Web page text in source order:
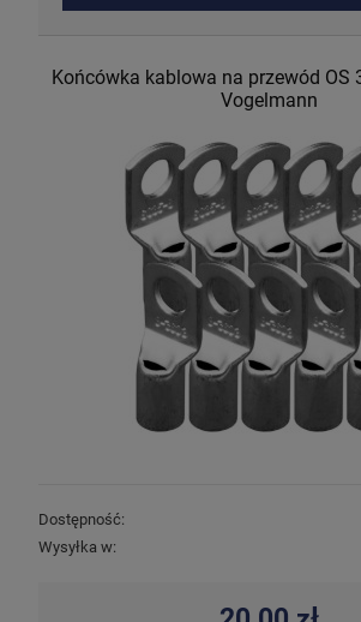
Końcówka kablowa na przewód OS
Vogelmann
Dostępność:
Wysyłka w: